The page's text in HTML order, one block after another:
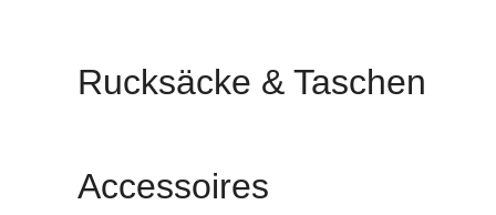
Rucksäcke & Taschen
Accessoires